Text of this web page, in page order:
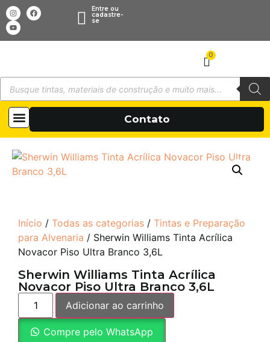
Entre ou
cadastre-
se
0
Contato
Início / Todas as categorias / Tintas e Preparação
para Alvenaria / Sherwin Williams Tinta Acrílica
Novacor Piso Ultra Branco 3,6L
Sherwin Williams Tinta Acrílica
Novacor Piso Ultra Branco 3,6L
Adicionar ao carrinho
Compre pelo WhatsApp